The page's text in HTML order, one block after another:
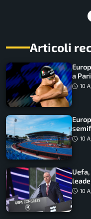
Articoli
a
10
100,
10
10